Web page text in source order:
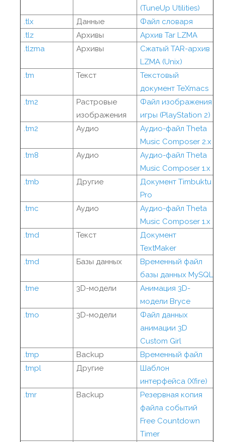
(TuneUp Utilities)
.tlx
Данные
Файл словаря
.tlz
Архивы
Архив Tar LZMA
.tlzma
Архивы
Сжатый TAR-архив
LZMA (Unix)
.tm
Текст
Текстовый
документ TeXmacs
.tm2
Растровые
изображения
Файл изображения
игры (PlayStation 2)
.tm2
Аудио
Аудио-файл Theta
Music Composer 2.x
.tm8
Аудио
Аудио-файл Theta
Music Composer 1.x
.tmb
Другие
Документ Timbuktu
Pro
.tmc
Аудио
Аудио-файл Theta
Music Composer 1.x
.tmd
Текст
Документ
TextMaker
.tmd
Базы данных
Временный файл
базы данных MySQL
.tme
3D-модели
Анимация 3D-
модели Bryce
.tmo
3D-модели
Файл данных
анимации 3D
Custom Girl
.tmp
Backup
Временный файл
.tmpl
Другие
Шаблон
интерфейса (Xfire)
.tmr
Backup
Резервная копия
файла событий
Free Countdown
Timer